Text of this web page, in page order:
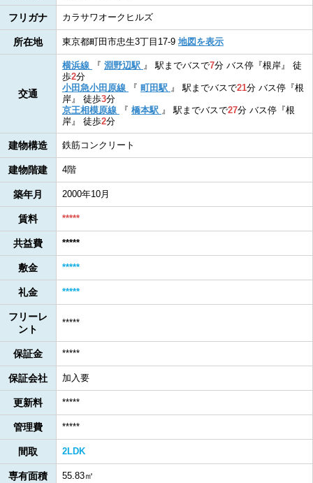
フリガナ カラサワオークヒルズ
所在地 東京都町田市忠生3丁目17-9 地図を表示
交通
横浜線 『 淵野辺駅 』駅までバスで7分 バス停『根岸』 徒
歩2分
小田急小田原線
『 町田駅 』駅までバスで21分 バス停『根
岸』 徒歩3分
京王相模原線
『 橋本駅 』駅までバスで27分 バス停『根
岸』 徒歩2分
建物構造 鉄筋コンクリート
建物階建 4階
築年月 2000年10月
賃料 *****
共益費 *****
敷金 *****
礼金 *****
フリーレ
ント
*****
保証金 *****
保証会社 加入要
更新料 *****
管理費 *****
間取 2LDK
専有面積 55.83㎡